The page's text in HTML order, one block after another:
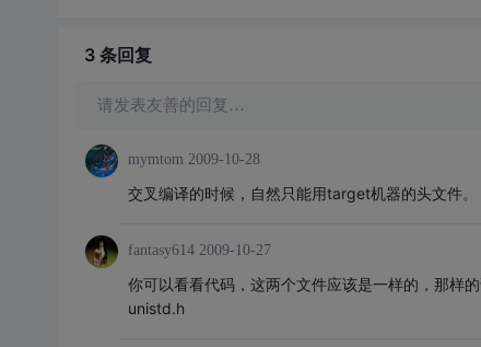
3 条回复
请发表友善的回复…
mymtom 2009-10-28
交叉编译的时候，自然只能用target机器的头文件。
fantasy614 2009-10-27
你可以看看代码，这两个文件应该是一样的，那样
unistd.h